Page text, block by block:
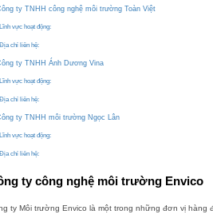
ty TNHH công nghệ môi trường Toàn Việt
vực hoạt động:
chỉ liên hệ:
ty TNHH Ánh Dương Vina
vực hoạt động:
chỉ liên hệ:
ty TNHH môi trường Ngọc Lân
vực hoạt động:
chỉ liên hệ:
ty công nghệ môi trường Envico
ty Môi trường Envico là một trong những đơn vị